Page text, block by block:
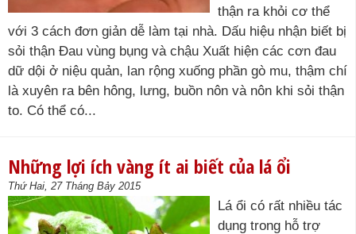
thận ra khỏi cơ thể
với 3 cách đơn giản dễ làm tại nhà. Dấu hiệu nhận biết bị
sỏi thận Đau vùng bụng và chậu Xuất hiện các cơn đau
dữ dội ở niệu quản, lan rộng xuống phần gò mu, thậm chí
là xuyên ra bên hông, lưng, buồn nôn và nôn khi sỏi thận
to. Có thể có...
Những lợi ích vàng ít ai biết của lá ổi
Thứ Hai, 27 Tháng Bảy 2015
Lá ổi có rất nhiều tác
dụng trong hỗ trợ